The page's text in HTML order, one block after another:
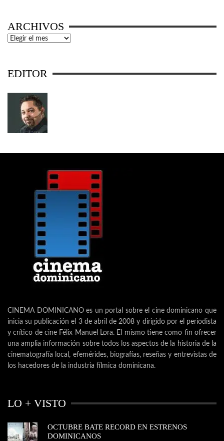
ARCHIVOS
Archivos
EDITOR
CINEMA DOMINICANO es un portal sobre el cine dominicano que
inicia su publicación el 3 de abril de 2008 y dirigido por el periodista
y crítico de cine Félix Manuel Lora. El mismo tiene como fin ofrecer
una amplia información sobre todos los aspectos de la historia de la
cinematografía local, efemérides, biografías, reseñas y entrevistas de
los hacedores de la industria fílmica dominicana.
LO + VISTO
OCTUBRE BATE RECORD EN ESTRENOS
DOMINICANOS